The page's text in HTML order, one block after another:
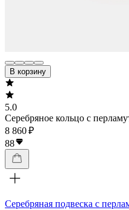
В корзину
5.0
Серебряное кольцо с
8 860 ₽
88
Серебряная подвеска с